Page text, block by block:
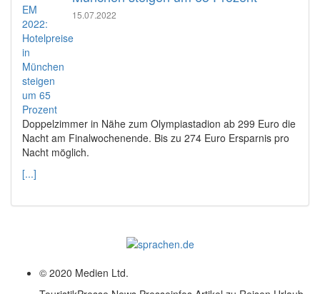
15.07.2022
Doppelzimmer in Nähe zum Olympiastadion ab 299 Euro die
Nacht am Finalwochenende. Bis zu 274 Euro Ersparnis pro
Nacht möglich.
[...]
© 2020 Medien Ltd.